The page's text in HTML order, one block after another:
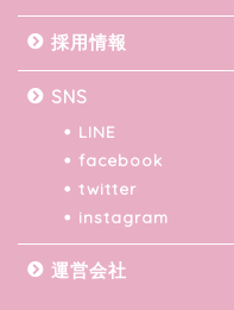
採用情報
SNS
LINE
facebook
twitter
instagram
運営会社